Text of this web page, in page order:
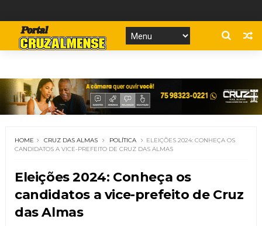
HOME CRUZ DAS ALMAS POLÍTICA
ELEIÇÕES 2024: CONHEÇA OS
CANDIDATOS A VICE-PREFEITO DE CRUZ DAS ALMAS
Eleições 2024: Conheça os
candidatos a vice-prefeito de Cruz
das Almas